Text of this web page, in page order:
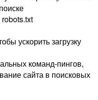
ускорить загрузку
команд-пингов,
сайта в поисковых